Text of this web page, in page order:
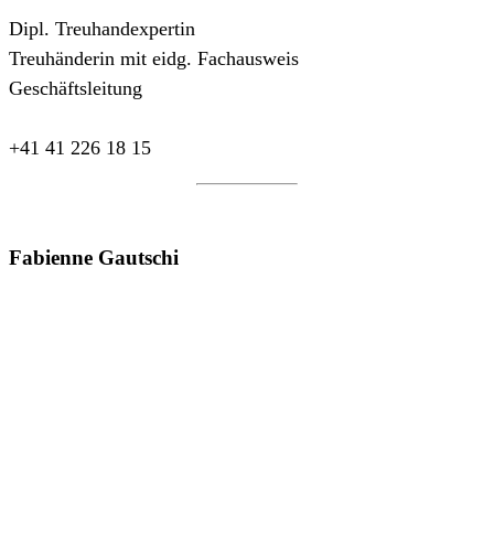
Dipl. Treuhandexpertin
Treuhänderin mit eidg. Fachausweis
Geschäftsleitung
+41 41 226 18 15
Fabienne Gautschi